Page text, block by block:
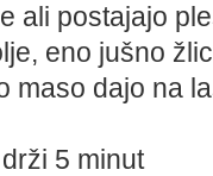
ali postajajo
eno jušno
maso dajo na
drži 5 minut